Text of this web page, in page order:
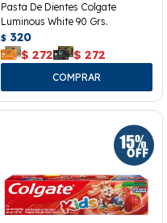
Pasta De Dientes Colgate
Luminous White 90 Grs.
$ 320
$ 272 $ 272